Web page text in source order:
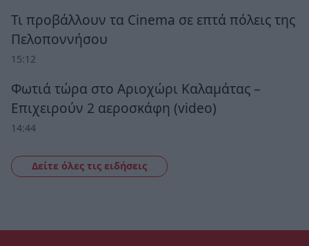
Τι προβάλλουν τα Cinema σε επτά πόλεις της
Πελοποννήσου
15:12
Φωτιά τώρα στο Αριοχώρι Καλαμάτας –
Επιχειρούν 2 αεροσκάφη (video)
14:44
Δείτε όλες τις ειδήσεις